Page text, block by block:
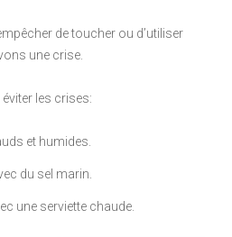
de toucher ou d’utiliser
une crise.
les crises:
et humides.
du sel marin.
une serviette chaude.